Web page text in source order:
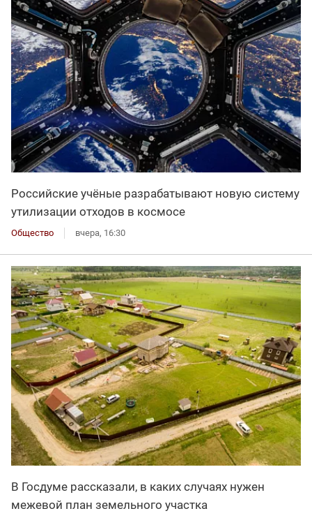
Российские учёные разрабатывают новую систему
утилизации отходов в космосе
Общество вчера, 16:30
В Госдуме рассказали, в каких случаях нужен
межевой план земельного участка